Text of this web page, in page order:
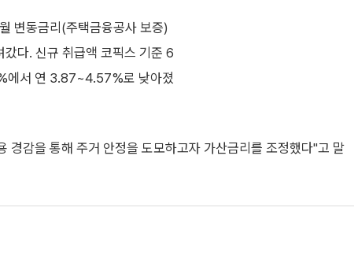
변동금리(주택금융공사 보증)
다. 신규 취급액 코픽스 기준 6
에서 연 3.87~4.57%로 낮아졌
경감을 통해 주거 안정을 도모하고자 가산금리를 조정했다"고 말